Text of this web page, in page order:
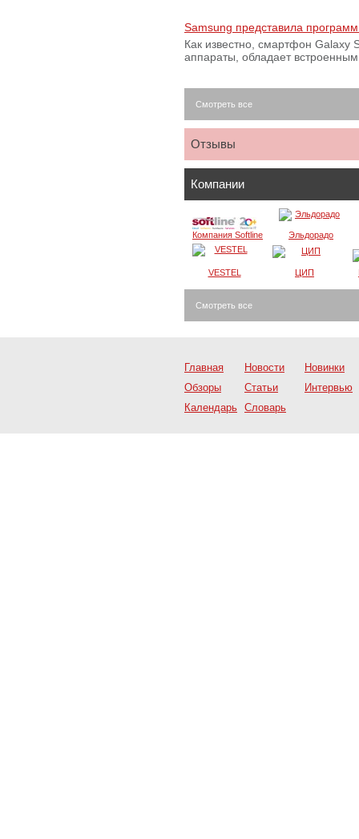
Samsung представила
Как известно, смартфон Galaxy
аппараты, обладает
Смотреть все
Отзывы
Компании
Компания Softline Эльдорадо
VESTEL ЦИП
Смотреть все
Главная Новости
Новинки
Обзоры
Статьи
Интервью
Календарь Словарь